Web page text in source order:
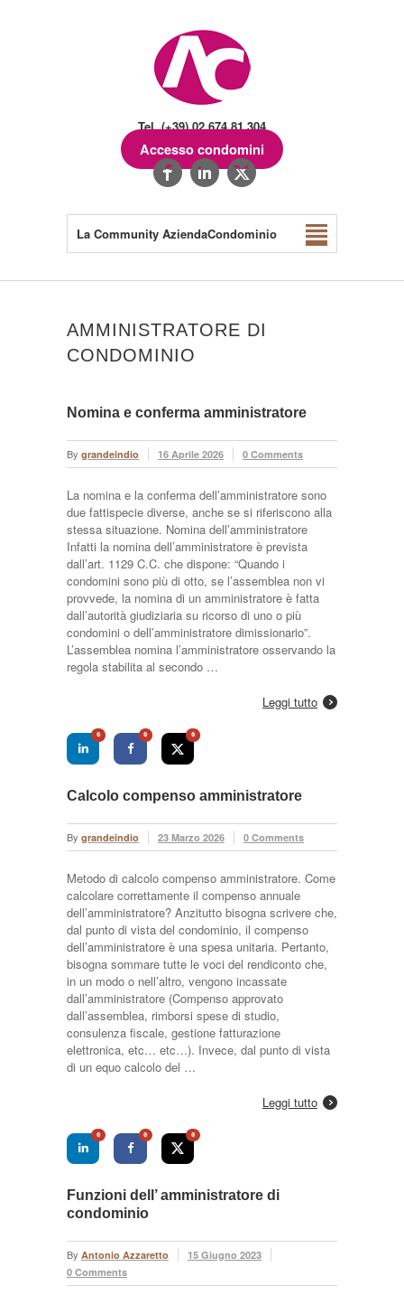
Tel. (+39) 02.674.81.304
Accesso condomini
La Community AziendaCondominio
AMMINISTRATORE DI
CONDOMINIO
Nomina e conferma amministratore
By grandeindio 16 Aprile 2026 0 Comments
La nomina e la conferma dell’amministratore sono
due fattispecie diverse, anche se si riferiscono alla
stessa situazione. Nomina dell’amministratore
Infatti la nomina dell’amministratore è prevista
dall’art. 1129 C.C. che dispone: “Quando i
condomini sono più di otto, se l’assemblea non vi
provvede, la nomina di un amministratore è fatta
dall’autorità giudiziaria su ricorso di uno o più
condomini o dell’amministratore dimissionario”.
L’assemblea nomina l’amministratore osservando la
regola stabilita al secondo …
Leggi tutto
0 0 0
Calcolo compenso amministratore
By grandeindio 23 Marzo 2026 0 Comments
Metodo di calcolo compenso amministratore. Come
calcolare correttamente il compenso annuale
dell’amministratore? Anzitutto bisogna scrivere che,
dal punto di vista del condominio, il compenso
dell’amministratore è una spesa unitaria. Pertanto,
bisogna sommare tutte le voci del rendiconto che,
in un modo o nell’altro, vengono incassate
dall’amministratore (Compenso approvato
dall’assemblea, rimborsi spese di studio,
consulenza fiscale, gestione fatturazione
elettronica, etc… etc…). Invece, dal punto di vista
di un equo calcolo del …
Leggi tutto
0 0 0
Funzioni dell’ amministratore di
condominio
By Antonio Azzaretto
15 Giugno 2023
0 Comments